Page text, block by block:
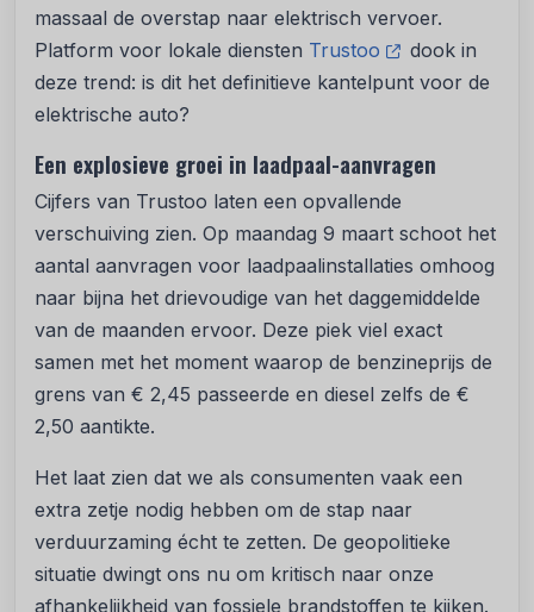
massaal de overstap naar elektrisch vervoer.
Platform voor lokale diensten Trustoo
dook in
deze trend: is dit het definitieve kantelpunt voor de
elektrische auto?
Een explosieve groei in laadpaal-aanvragen
Cijfers van Trustoo laten een opvallende
verschuiving zien. Op maandag 9 maart schoot het
aantal aanvragen voor laadpaalinstallaties omhoog
naar bijna het drievoudige van het daggemiddelde
van de maanden ervoor. Deze piek viel exact
samen met het moment waarop de benzineprijs de
grens van € 2,45 passeerde en diesel zelfs de €
2,50 aantikte.
Het laat zien dat we als consumenten vaak een
extra zetje nodig hebben om de stap naar
verduurzaming écht te zetten. De geopolitieke
situatie dwingt ons nu om kritisch naar onze
afhankelijkheid van fossiele brandstoffen te kijken.